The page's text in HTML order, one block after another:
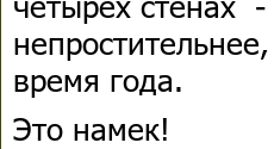
время года.
Это намек!